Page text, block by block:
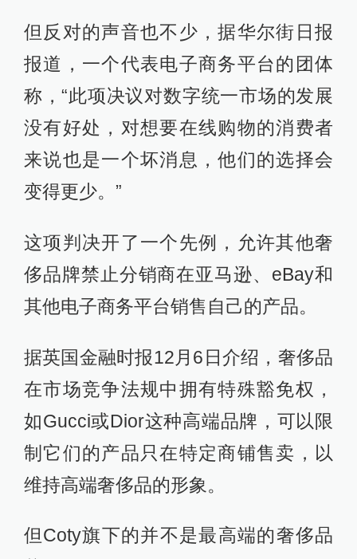
但反对的声音也不少，据华尔街日报
报道，一个代表电子商务平台的团体
称，“此项决议对数字统一市场的发展
没有好处，对想要在线购物的消费者
来说也是一个坏消息，他们的选择会
变得更少。”
这项判决开了一个先例，允许其他奢
侈品牌禁止分销商在亚马逊、eBay和
其他电子商务平台销售自己的产品。
据英国金融时报12月6日介绍，奢侈品
在市场竞争法规中拥有特殊豁免权，
如Gucci或Dior这种高端品牌，可以限
制它们的产品只在特定商铺售卖，以
维持高端奢侈品的形象。
但Coty旗下的并不是最高端的奢侈品